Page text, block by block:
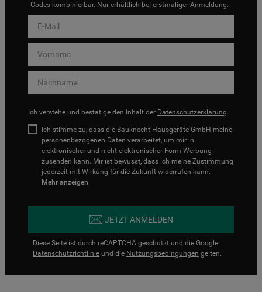
Codes kombinierbar. Nur erhältlich bei erstmaliger Anmeldung.
Ich verstehe und bestätige den Inhalt der Datenschutzerklärung.
Ich stimme zu, dass die Bauknecht Hausgeräte GmbH meine
personenbezogenen Daten verarbeitet, um mir in
elektronischer und nicht elektronischer Form Werbung
zusenden kann. Mir ist bewusst, dass ich meine Zustimmung
jederzeit mit Wirkung für die Zukunft widerrufen kann.
Mehr anzeigen
JETZT ANMELDEN
Diese Seite ist durch reCAPTCHA geschützt und die Google
Datenschutzrichtlinie und die Nutzungsbedingungen gelten.